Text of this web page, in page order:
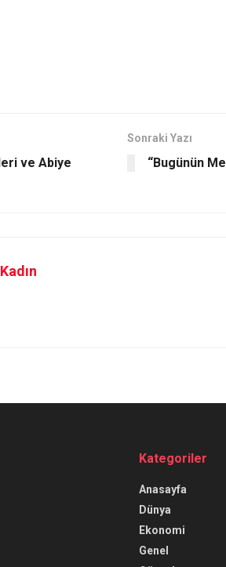
ve Abiye
Sonraki Yazı
“Bugünün
Kategoriler
Anasayfa
Dünya
Ekonomi
Genel